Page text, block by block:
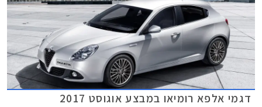
דגמי אלפא רומיאו במבצע אוגוסט 2017